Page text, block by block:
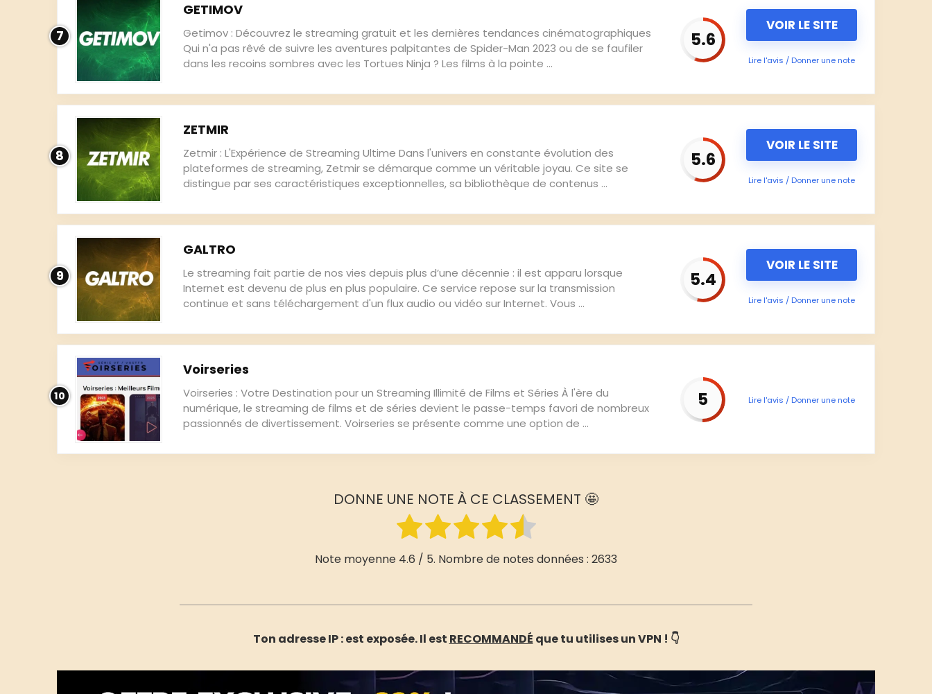
7
GETIMOV
Getimov : Découvrez le streaming gratuit et les dernières tendances cinématographiques
Qui n'a pas rêvé de suivre les aventures palpitantes de Spider-Man 2023 ou de se faufiler
dans les recoins sombres avec les Tortues Ninja ? Les films à la pointe ...
5.6
VOIR LE SITE
Lire l'avis / Donner une note
8
ZETMIR
Zetmir : L'Expérience de Streaming Ultime Dans l'univers en constante évolution des
plateformes de streaming, Zetmir se démarque comme un véritable joyau. Ce site se
distingue par ses caractéristiques exceptionnelles, sa bibliothèque de contenus ...
5.6
VOIR LE SITE
Lire l'avis / Donner une note
9
GALTRO
Le streaming fait partie de nos vies depuis plus d’une décennie : il est apparu lorsque
Internet est devenu de plus en plus populaire. Ce service repose sur la transmission
continue et sans téléchargement d'un flux audio ou vidéo sur Internet. Vous ...
5.4
VOIR LE SITE
Lire l'avis / Donner une note
10
Voirseries
Voirseries : Votre Destination pour un Streaming Illimité de Films et Séries À l'ère du
numérique, le streaming de films et de séries devient le passe-temps favori de nombreux
passionnés de divertissement. Voirseries se présente comme une option de ...
5 Lire l'avis / Donner une note
DONNE UNE NOTE À CE CLASSEMENT 🤩
Note moyenne 4.6 / 5. Nombre de notes données : 2633
Ton adresse IP :est exposée. Il est RECOMMANDÉ que tu utilises un VPN ! 👇